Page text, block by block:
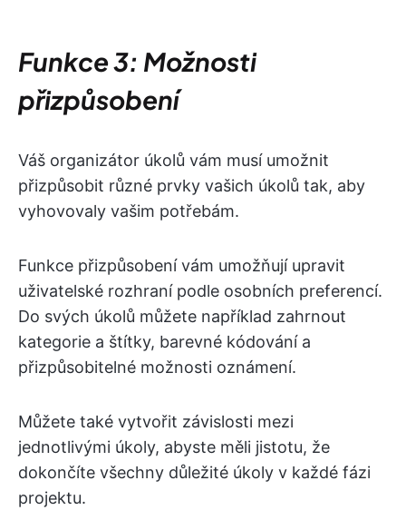
Funkce 3: Možnosti
přizpůsobení
Váš organizátor úkolů vám musí umožnit
přizpůsobit různé prvky vašich úkolů tak, aby
vyhovovaly vašim potřebám.
Funkce přizpůsobení vám umožňují upravit
uživatelské rozhraní podle osobních preferencí.
Do svých úkolů můžete například zahrnout
kategorie a štítky, barevné kódování a
přizpůsobitelné možnosti oznámení.
Můžete také vytvořit závislosti mezi
jednotlivými úkoly, abyste měli jistotu, že
dokončíte všechny důležité úkoly v každé fázi
projektu.